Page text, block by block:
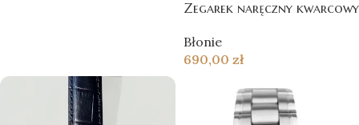
Zegarek naręczny kwarcowy
Błonie
690,00 zł